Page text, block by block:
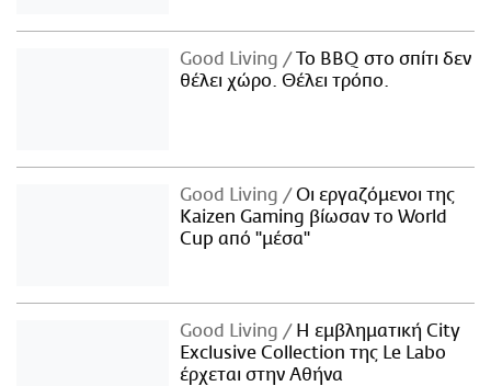
Good Living
Το BBQ στο σπίτι δεν
θέλει χώρο. Θέλει τρόπο.
Good Living
Οι εργαζόμενοι της
Kaizen Gaming βίωσαν το World
Cup από "μέσα"
Good Living
Η εμβληματική City
Exclusive Collection της Le Labo
έρχεται στην Αθήνα